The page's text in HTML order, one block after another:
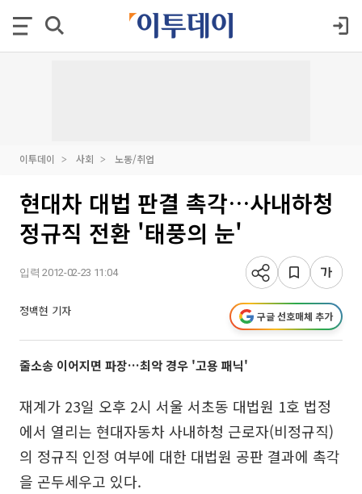
이투데이 사회 노동/취업
현대차 대법 판결 촉각…사내하청
정규직 전환 '태풍의 눈'
입력 2012-02-23 11:04
정백현 기자 구글 선호매체 추가
줄소송 이어지면 파장…최악 경우 '고용 패닉'
재계가 23일 오후 2시 서울 서초동 대법원 1호 법정
에서 열리는 현대자동차 사내하청 근로자(비정규직)
의 정규직 인정 여부에 대한 대법원 공판 결과에 촉각
을 곤두세우고 있다.